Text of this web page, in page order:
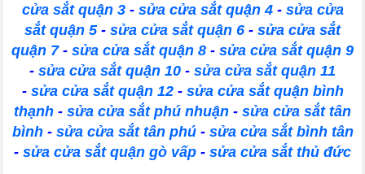
cửa sắt quận 3- sửa cửa sắt quận 4- sửa cửa
sắt quận 5- sửa cửa sắt quận 6 - sửa cửa sắt
quận 7- sửa cửa sắt quận 8 - sửa cửa sắt quận 9
- sửa cửa sắt quận 10 - sửa cửa sắt quận 11
- sửa cửa sắt quận 12- sửa cửa sắt quận bình
thạnh - sửa cửa sắt phú nhuận - sửa cửa sắt tân
bình- sửa cửa sắt tân phú- sửa cửa sắt bình tân
- sửa cửa sắt quận gò vấp - sửa cửa sắt thủ đức